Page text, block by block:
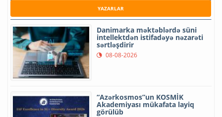
YAZARLAR
Danimarka məktəblərdə süni
intellektdən istifadəyə nəzarəti
sərtləşdirir
08-08-2026
“Azərkosmos”un KOSMİK
Akademiyası mükafata layiq
görülüb